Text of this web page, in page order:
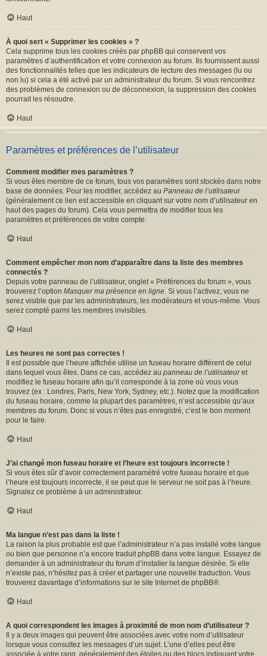
Haut
À quoi sert « Supprimer les cookies » ?
Cela supprime tous les cookies créés par phpBB qui conservent vos
paramètres d’authentification et votre connexion au forum. Ils fournissent aussi
des fonctionnalités telles que les indicateurs de lecture des messages (lu ou
non lu) si cela a été activé par un administrateur du forum. Si vous rencontrez
des problèmes de connexion ou de déconnexion, la suppression des cookies
pourrait les résoudre.
Haut
Paramètres et préférences de l’utilisateur
Comment modifier mes paramètres ?
Si vous êtes membre de ce forum, tous vos paramètres sont stockés dans notre
base de données. Pour les modifier, accédez au Panneau de l’utilisateur
(généralement ce lien est accessible en cliquant sur votre nom d’utilisateur en
haut des pages du forum). Cela vous permettra de modifier tous les
paramètres et préférences de votre compte.
Haut
Comment empêcher mon nom d’apparaître dans la liste des membres
connectés ?
Depuis votre panneau de l’utilisateur, onglet « Préférences du forum », vous
trouverez l’option Masquer ma présence en ligne. Si vous l’activez, vous ne
serez visible que par les administrateurs, les modérateurs et vous-même. Vous
serez compté parmi les membres invisibles.
Haut
Les heures ne sont pas correctes !
Il est possible que l’heure affichée utilise un fuseau horaire différent de celui
dans lequel vous êtes. Dans ce cas, accédez au panneau de l’utilisateuret
modifiez le fuseau horaire afin qu’il corresponde à la zone où vous vous
trouvez (ex : Londres, Paris, New York, Sydney, etc.). Notez que la modification
du fuseau horaire, comme la plupart des paramètres, n’est accessible qu’aux
membres du forum. Donc si vous n’êtes pas enregistré, c’est le bon moment
pour le faire.
Haut
J’ai changé mon fuseau horaire et l’heure est toujours incorrecte !
Si vous êtes sûr d’avoir correctement paramétré votre fuseau horaire et que
l’heure est toujours incorrecte, il se peut que le serveur ne soit pas à l’heure.
Signalez ce problème à un administrateur.
Haut
Ma langue n’est pas dans la liste !
La raison la plus probable est que l’administrateur n’a pas installé votre langue
ou bien que personne n’a encore traduit phpBB dans votre langue. Essayez de
demander à un administrateur du forum d’installer la langue désirée. Si elle
n’existe pas, n’hésitez pas à créer et partager une nouvelle traduction. Vous
trouverez davantage d’informations sur le site Internet de phpBB®.
Haut
A quoi correspondent les images à proximité de mon nom d’utilisateur ?
Il y a deux images qui peuvent être associées avec votre nom d’utilisateur
lorsque vous consultez les messages d’un sujet. L’une d’elles peut être
associée à votre rang, généralement des étoiles ou des blocs indiquant votre